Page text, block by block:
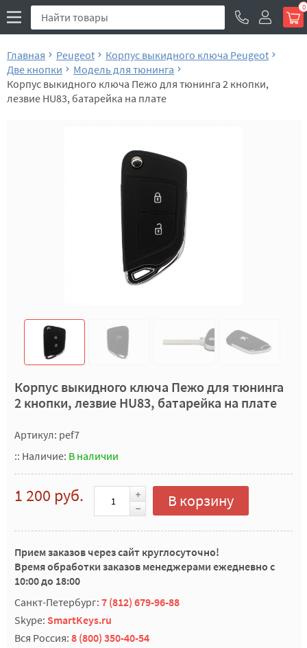
0
Главная Peugeot
Корпус выкидного ключа Peugeot
Две кнопки
Модель для тюнинга
Корпус выкидного ключа Пежо для тюнинга 2 кнопки,
лезвие HU83, батарейка на плате
Корпус выкидного ключа Пежо для тюнинга
2 кнопки, лезвие HU83, батарейка на плате
Артикул: pef7
:: Наличие: В наличии
1 200 руб. В корзину
Прием заказов через сайт круглосуточно!
Время обработки заказов менеджерами ежедневно с
10:00 до 18:00
Санкт-Петербург: 7 (812) 679-96-88
Skype: SmartKeys.ru
Вся Россия: 8 (800) 350-40-54